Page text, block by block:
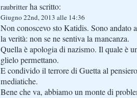
raubritter ha scritto:
Giugno 22nd, 2013 alle 14:36
Non conoscevo sto Katidis. Sono andato
la verità: non se ne sentiva la mancanza.
Quella è apologia di nazismo. Il quale è
glielo permettano.
E condivido il terrore di Guetta al
mediatiche.
Bene che va, abbiamo un monte di